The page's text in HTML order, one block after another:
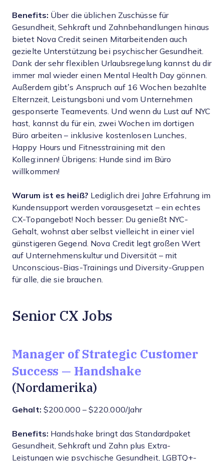
Benefits: Über die üblichen Zuschüsse für
Gesundheit, Sehkraft und Zahnbehandlungen hinaus
bietet Nova Credit seinen Mitarbeitenden auch
gezielte Unterstützung bei psychischer Gesundheit.
Dank der sehr flexiblen Urlaubsregelung kannst du dir
immer mal wieder einen Mental Health Day gönnen.
Außerdem gibt’s Anspruch auf 16 Wochen bezahlte
Elternzeit, Leistungsboni und vom Unternehmen
gesponserte Teamevents. Und wenn du Lust auf NYC
hast, kannst du für ein, zwei Wochen im dortigen
Büro arbeiten – inklusive kostenlosen Lunches,
Happy Hours und Fitnesstraining mit den
Kolleg:innen! Übrigens: Hunde sind im Büro
willkommen!
Warum ist es heiß? Lediglich drei Jahre Erfahrung im
Kundensupport werden vorausgesetzt – ein echtes
CX-Topangebot! Noch besser: Du genießt NYC-
Gehalt, wohnst aber selbst vielleicht in einer viel
günstigeren Gegend. Nova Credit legt großen Wert
auf Unternehmenskultur und Diversität – mit
Unconscious-Bias-Trainings und Diversity-Gruppen
für alle, die sie brauchen.
Senior CX Jobs
Manager of Strategic Customer
Success — Handshake
(Nordamerika)
Gehalt: $200.000 – $220.000/Jahr
Benefits: Handshake bringt das Standardpaket
Gesundheit, Sehkraft und Zahn plus Extra-
Leistungen wie psychische Gesundheit, LGBTQ+-